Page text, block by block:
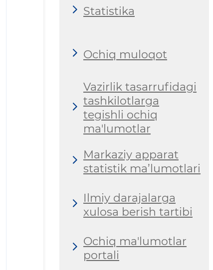
Statistika
Ochiq muloqot
Vazirlik tasarrufidagi
tashkilotlarga
tegishli ochiq
ma'lumotlar
Markaziy apparat
statistik ma’lumotlari
Ilmiy darajalarga
xulosa berish tartibi
Ochiq ma'lumotlar
portali